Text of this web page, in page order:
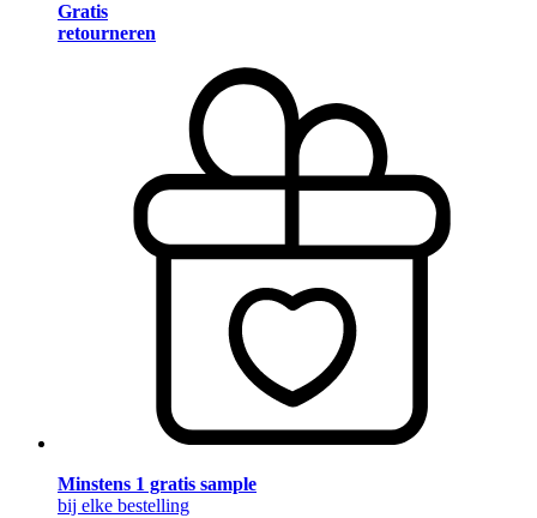
Gratis
retourneren
Minstens 1 gratis sample
bij elke bestelling